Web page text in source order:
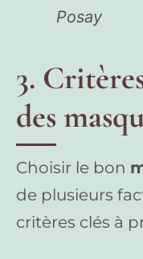
Posay
3.
des
Choisir le bon
de plusieurs
critères clés à